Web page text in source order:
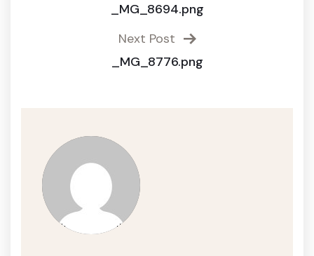
_MG_8694.png
Next Post
_MG_8776.png